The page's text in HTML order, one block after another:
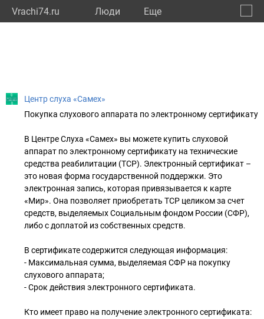
Vrachi74.ru Люди Eще
Центр слуха «Самех»
Покупка слухового аппарата по электронному сертификату
В Центре Слуха «Самех» вы можете купить слуховой
аппарат по электронному сертификату на технические
средства реабилитации (ТСР). Электронный сертификат –
это новая форма государственной поддержки. Это
электронная запись, которая привязывается к карте
«Мир». Она позволяет приобретать ТСР целиком за счет
средств, выделяемых Социальным фондом России (СФР),
либо с доплатой из собственных средств.
В сертификате содержится следующая информация:
- Максимальная сумма, выделяемая СФР на покупку
слухового аппарата;
- Срок действия электронного сертификата.
Кто имеет право на получение электронного сертификата: